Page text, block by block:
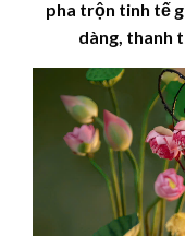
pha trộn tinh tế
dàng, thanh